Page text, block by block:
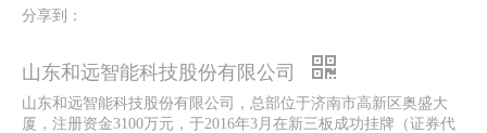
分享到：
山东和远智能科技股份有限公司
山东和远智能科技股份有限公司，总部位于济南市高新区奥盛大
厦，注册资金3100万元，于2016年3月在新三板成功挂牌（证券代